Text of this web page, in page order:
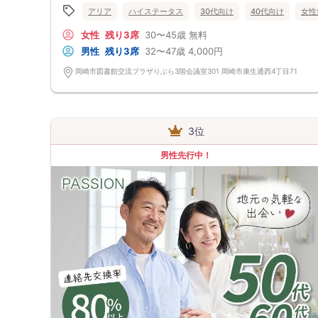
アリア ハイステータス 30代向け 40代向け 女
女性 残り3席 30〜45歳 無料
男性 残り3席 32〜47歳 4,000円
岡崎市図書館交流プラザりぶら3階会議室301 岡崎市康生通西4丁目71
3位
男性先行中！